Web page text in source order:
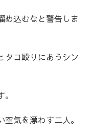
め込むなと警告しま
タコ殴りにあうシン
気を漂わす二人。